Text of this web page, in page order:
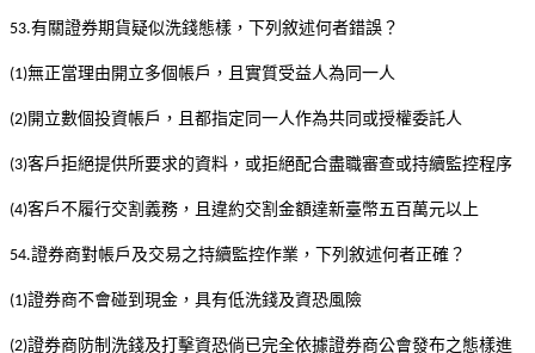
53.有關證券期貨疑似洗錢態樣，下列敘述何者錯誤？
(1)無正當理由開立多個帳戶，且實質受益人為同一人
(2)開立數個投資帳戶，且都指定同一人作為共同或授權委託人
(3)客戶拒絕提供所要求的資料，或拒絕配合盡職審查或持續監控程序
(4)客戶不履行交割義務，且違約交割金額達新臺幣五百萬元以上
54.證券商對帳戶及交易之持續監控作業，下列敘述何者正確？
(1)證券商不會碰到現金，具有低洗錢及資恐風險
(2)證券商防制洗錢及打擊資恐倘已完全依據證券商公會發布之態樣進